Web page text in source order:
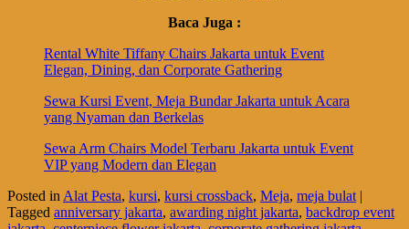
Baca Juga :
Rental White Tiffany Chairs Jakarta untuk Event
Elegan, Dining, dan Corporate Gathering
Sewa Kursi Event, Meja Bundar Jakarta untuk Acara
yang Nyaman dan Berkelas
Sewa Arm Chairs Model Terbaru Jakarta untuk Event
VIP yang Modern dan Elegan
Posted in Alat Pesta, kursi, kursi crossback, Meja, meja bulat |
Tagged anniversary jakarta, awarding night jakarta, backdrop event